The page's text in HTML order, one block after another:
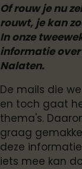
Of rouw je nu
rouwt, je kan
In onze
informatie over
Nalaten.
De mails die
en toch gaat
thema's.
graag
deze
iets mee kan